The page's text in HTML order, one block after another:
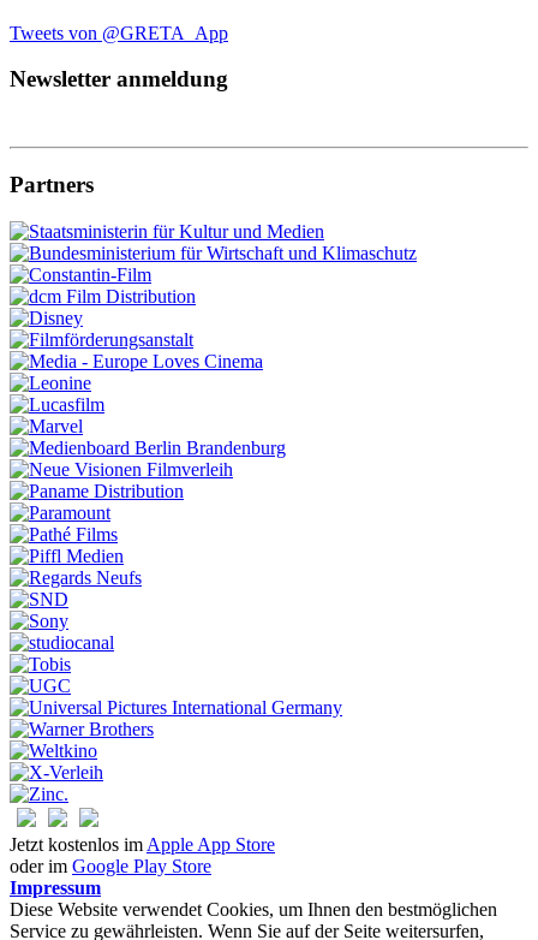
Tweets von @GRETA_App
Newsletter anmeldung
Partners
Jetzt kostenlos im Apple App Store
oder im Google Play Store
Impressum
Diese Website verwendet Cookies, um Ihnen den bestmöglichen
Service zu gewährleisten. Wenn Sie auf der Seite weitersurfen,